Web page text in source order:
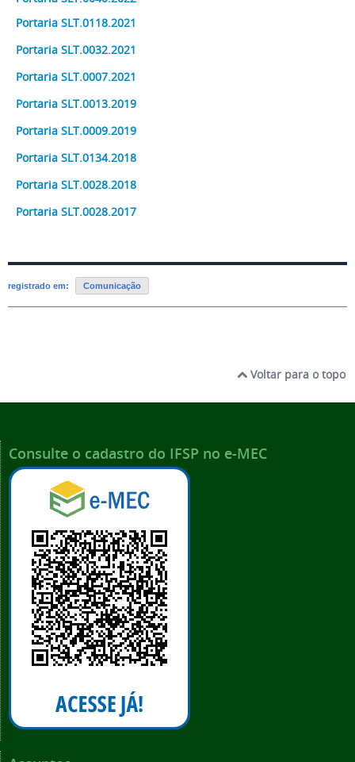
Portaria SLT.0118.2021
Portaria SLT.0032.2021
Portaria SLT.0007.2021
Portaria SLT.0013.2019
Portaria SLT.0009.2019
Portaria SLT.0134.2018
Portaria SLT.0028.2018
Portaria SLT.0028.2017
registrado em: Comunicação
Voltar para o topo
Consulte o cadastro do IFSP no e-MEC